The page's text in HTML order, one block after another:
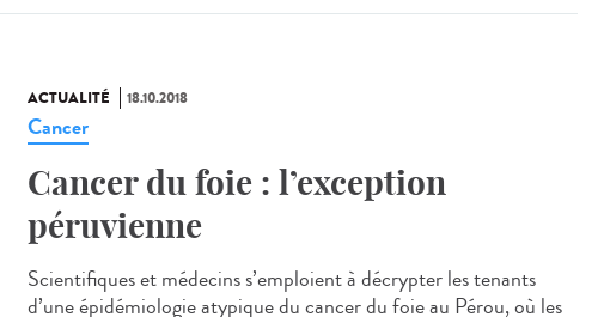
ACTUALITÉ 18.10.2018
Cancer
Cancer du foie : l’exception
péruvienne
Scientifiques et médecins s’emploient à décrypter les tenants
d’une épidémiologie atypique du cancer du foie au Pérou, où les